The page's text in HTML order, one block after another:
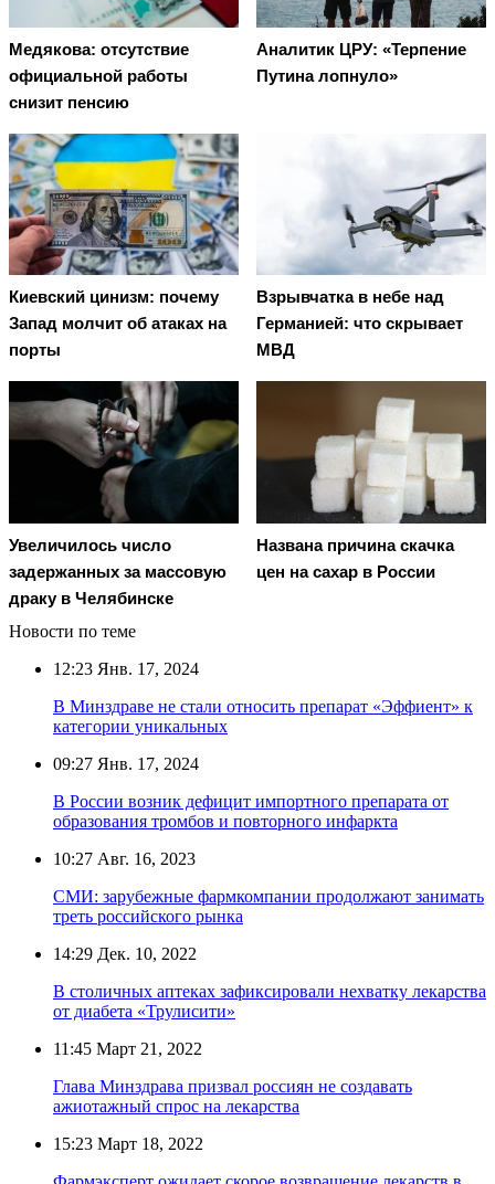
Медякова: отсутствие
официальной работы
снизит пенсию
Аналитик ЦРУ: «Терпение
Путина лопнуло»
Киевский цинизм: почему
Запад молчит об атаках на
порты
Взрывчатка в небе над
Германией: что скрывает
МВД
Увеличилось число
задержанных за массовую
драку в Челябинске
Названа причина скачка
цен на сахар в России
Новости по теме
12:23 Янв. 17, 2024
В Минздраве не стали относить препарат «Эффиент» к
категории уникальных
09:27 Янв. 17, 2024
В России возник дефицит импортного препарата от
образования тромбов и повторного инфаркта
10:27 Авг. 16, 2023
СМИ: зарубежные фармкомпании продолжают занимать
треть российского рынка
14:29 Дек. 10, 2022
В столичных аптеках зафиксировали нехватку лекарства
от диабета «Трулисити»
11:45 Март 21, 2022
Глава Минздрава призвал россиян не создавать
ажиотажный спрос на лекарства
15:23 Март 18, 2022